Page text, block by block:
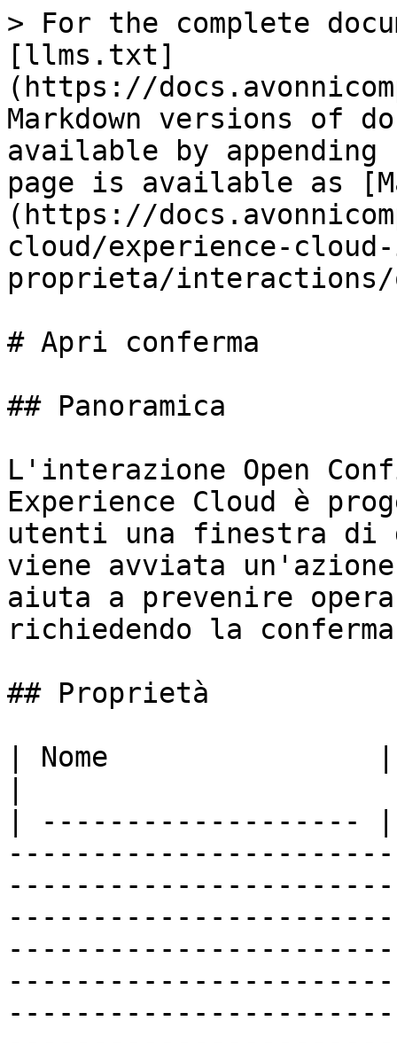
> For the complete
[llms.txt]
(https://
Markdown versions of
available by
page is available as
(https://
cloud/experience-
proprieta/interactions/
# Apri conferma
## Panoramica
L'interazione Open
Experience Cloud è
utenti una finestra di
viene avviata
aiuta a prevenire
richiedendo la
## Proprietà
| Nome                |
| -------------------